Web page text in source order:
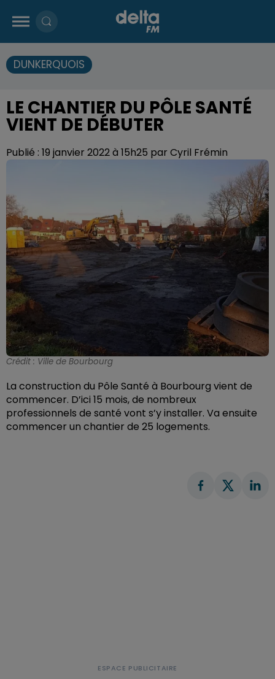
DUNKERQUOIS
LE CHANTIER DU PÔLE SANTÉ
VIENT DE DÉBUTER
Publié : 19 janvier 2022 à 15h25 par Cyril Frémin
Crédit : Ville de Bourbourg
La construction du Pôle Santé à Bourbourg vient de
commencer. D’ici 15 mois, de nombreux
professionnels de santé vont s’y installer. Va ensuite
commencer un chantier de 25 logements.